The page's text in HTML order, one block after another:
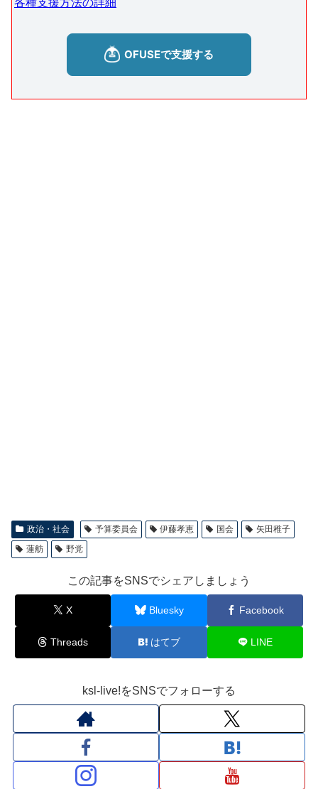
各種支援方法の詳細
政治・社会 予算委員会 伊藤孝恵 国会
矢田稚子
蓮舫
野党
この記事をSNSでシェアしましょう
X Bluesky Facebook
Threads はてブ LINE
ksl-live!をSNSでフォローする